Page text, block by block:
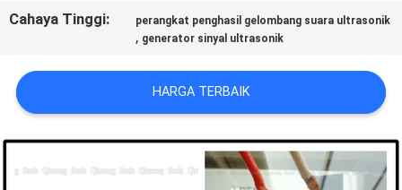
PENAWARAN
HARGA
SITEMAP
KEBIJAKAN
Cahaya Tinggi: perangkat penghasil gelombang suara ultrasonik
, generator sinyal ultrasonik
HARGA TERBAIK